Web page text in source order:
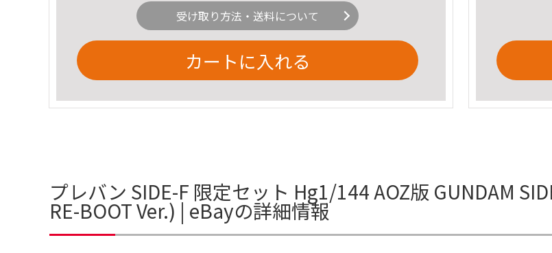
受け取り方法・送料について
カートに入れる
プレバン SIDE-F 限定セット Hg1/144 AOZ版 GUNDAM
RE-BOOT Ver.) | eBayの詳細情報